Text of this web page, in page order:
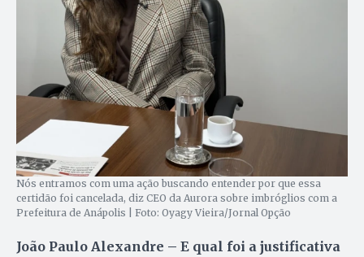
Nós entramos com uma ação buscando entender por que essa
certidão foi cancelada, diz CEO da Aurora sobre imbróglios com a
Prefeitura de Anápolis | Foto: Oyagy Vieira/Jornal Opção
João Paulo Alexandre – E qual foi a justificativa